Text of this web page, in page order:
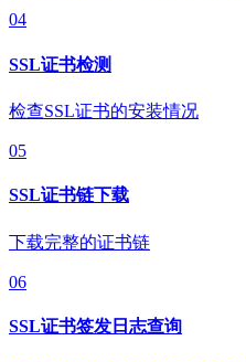
04
SSL证书检测
检查SSL证书的安装情况
05
SSL证书链下载
下载完整的证书链
06
SSL证书签发日志查询